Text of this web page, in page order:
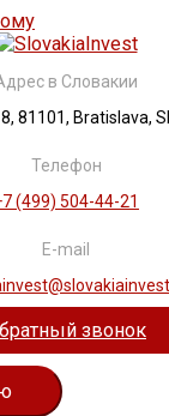
в Словакии
81101, Bratislava,
Телефон
(499) 504-44-21
E-mail
звонок